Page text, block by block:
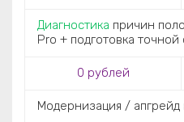
Диагностика причин
Pro + подготовка
0 рублей
Модернизация / апгрейд